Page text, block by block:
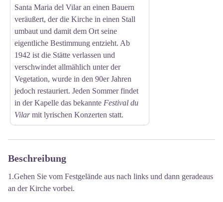
Santa Maria del Vilar an einen Bauern
veräußert, der die Kirche in einen Stall
umbaut und damit dem Ort seine
eigentliche Bestimmung entzieht. Ab
1942 ist die Stätte verlassen und
verschwindet allmählich unter der
Vegetation, wurde in den 90er Jahren
jedoch restauriert. Jeden Sommer findet
in der Kapelle das bekannte Festival du
Vilarmit lyrischen Konzerten statt.
Beschreibung
1.Gehen Sie vom Festgelände aus nach links und dann geradeaus
an der Kirche vorbei.